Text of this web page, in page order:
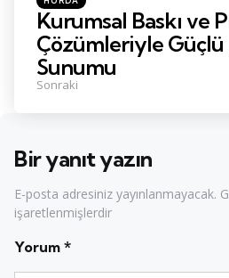
in
Kurumsal Baskı ve
Çözümleriyle
Sunumu
Sonraki
Bir yanıt yazın
E-posta adresiniz yayınlanmayacak.
işaretlenmişlerdir
Yorum *